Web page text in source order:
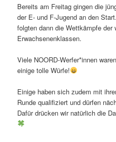
Bereits am Freitag gingen die
der E- und F-Jugend an den
folgten dann die Wettkämpfe der
Erwachsenenklassen.
Viele NOORD-Werfer*innen
einige tolle Würfe!
Einige haben sich zudem mit
Runde qualifiziert und dürfen
Dafür drücken wir natürlich die